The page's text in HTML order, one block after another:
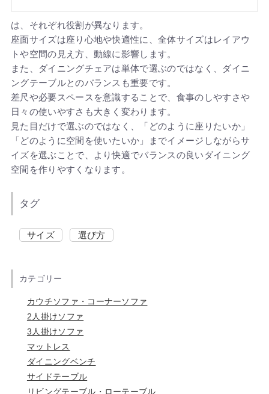
は、それぞれ役割が異なります。
座面サイズは座り心地や快適性に、全体サイズはレイアウ
トや空間の見え方、動線に影響します。
また、ダイニングチェアは単体で選ぶのではなく、ダイニ
ングテーブルとのバランスも重要です。
差尺や必要スペースを意識することで、食事のしやすさや
日々の使いやすさも大きく変わります。
見た目だけで選ぶのではなく、「どのように座りたいか」
「どのように空間を使いたいか」までイメージしながらサ
イズを選ぶことで、より快適でバランスの良いダイニング
空間を作りやすくなります。
タグ
サイズ 選び方
カテゴリー
カウチソファ・コーナーソファ
2人掛けソファ
3人掛けソファ
マットレス
ダイニングベンチ
サイドテーブル
リビングテーブル・ローテーブル